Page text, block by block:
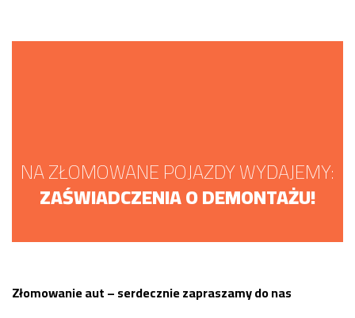
NA ZŁOMOWANE POJAZDY WYDAJEMY:
ZAŚWIADCZENIA O DEMONTAŻU!
Złomowanie aut – serdecznie zapraszamy do nas